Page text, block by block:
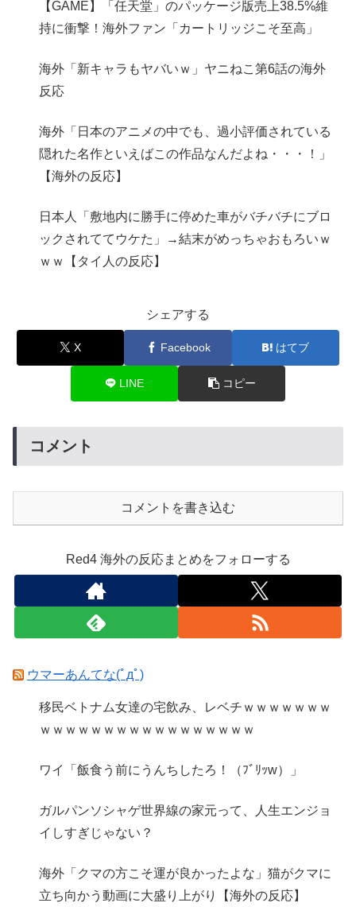
【GAME】「任天堂」のパッケージ版売上38.5%維
持に衝撃！海外ファン「カートリッジこそ至高」
海外「新キャラもヤバいｗ」ヤニねこ第6話の海外
反応
海外「日本のアニメの中でも、過小評価されている
隠れた名作といえばこの作品なんだよね・・・！」
【海外の反応】
日本人「敷地内に勝手に停めた車がバチバチにブロ
ックされててウケた」→結末がめっちゃおもろいｗ
ｗｗ【タイ人の反応】
シェアする
X Facebook はてブ
LINE コピー
コメント
コメントを書き込む
Red4 海外の反応まとめをフォローする
ウマーあんてな(ﾟдﾟ)
移民ベトナム女達の宅飲み、レベチｗｗｗｗｗｗｗ
ｗｗｗｗｗｗｗｗｗｗｗｗｗｗｗｗｗ
ワイ「飯食う前にうんちしたろ！（ﾌﾞﾘｯw）」
ガルパンソシャゲ世界線の家元って、人生エンジョ
イしすぎじゃない？
海外「クマの方こそ運が良かったよな」猫がクマに
立ち向かう動画に大盛り上がり【海外の反応】